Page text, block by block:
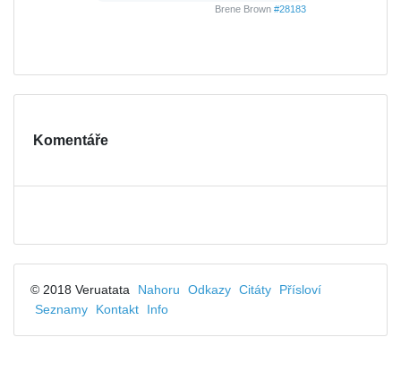
Brene Brown #28183
Komentáře
© 2018 Veruatata Nahoru Odkazy Citáty
Přísloví
Seznamy
Kontakt Info